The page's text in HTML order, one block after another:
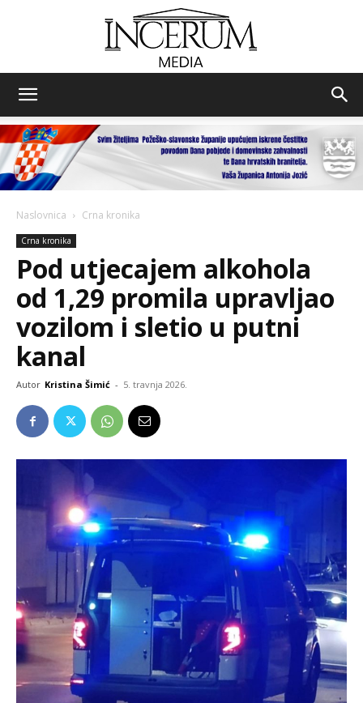
media
Naslovnica Crna kronika
Crna kronika
Pod utjecajem alkohola
od 1,29 promila upravljao
vozilom i sletio u putni
kanal
Autor Kristina Šimić - 5. travnja 2026.